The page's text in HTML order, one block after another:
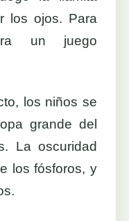
los ojos. Para
un juego
los niños se
grande del
La oscuridad
los fósforos, y